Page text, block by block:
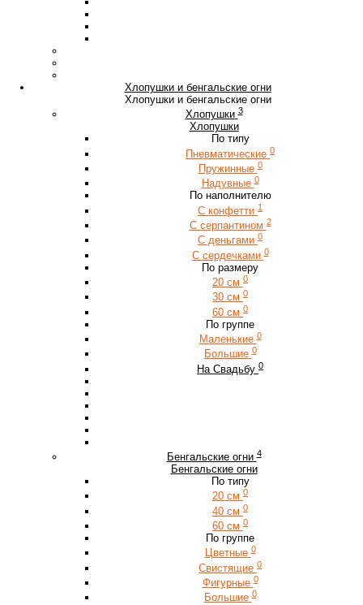
Хлопушки и бенгальские огни
Хлопушки и бенгальские огни
Хлопушки 3
Хлопушки
По типу
Пневматические 0
Пружинные 0
Надувные 0
По наполнителю
С конфетти 1
С серпантином 2
С деньгами 0
С сердечками 0
По размеру
20 см 0
30 см 0
60 см 0
По группе
Маленькие 0
Большие 0
На Свадьбу 0
Бенгальские огни 4
Бенгальские огни
По типу
20 см 0
40 см 0
60 см 0
По группе
Цветные 0
Свистящие 0
Фигурные 0
Большие 0